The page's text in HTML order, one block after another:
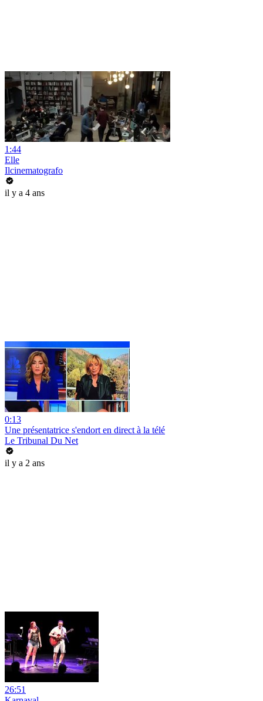
1:44
Elle
Ilcinematografo
il y a 4 ans
0:13
Une présentatrice s'endort en direct à la télé
Le Tribunal Du Net
il y a 2 ans
26:51